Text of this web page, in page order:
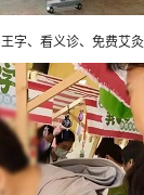
字、看义诊、免费艾